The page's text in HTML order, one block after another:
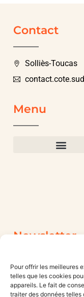
Pour offrir les meilleures
telles que les cookies
appareils. Le fait de
traiter des données telles
Contact
Solliès-Toucas
Menu
Newsletter